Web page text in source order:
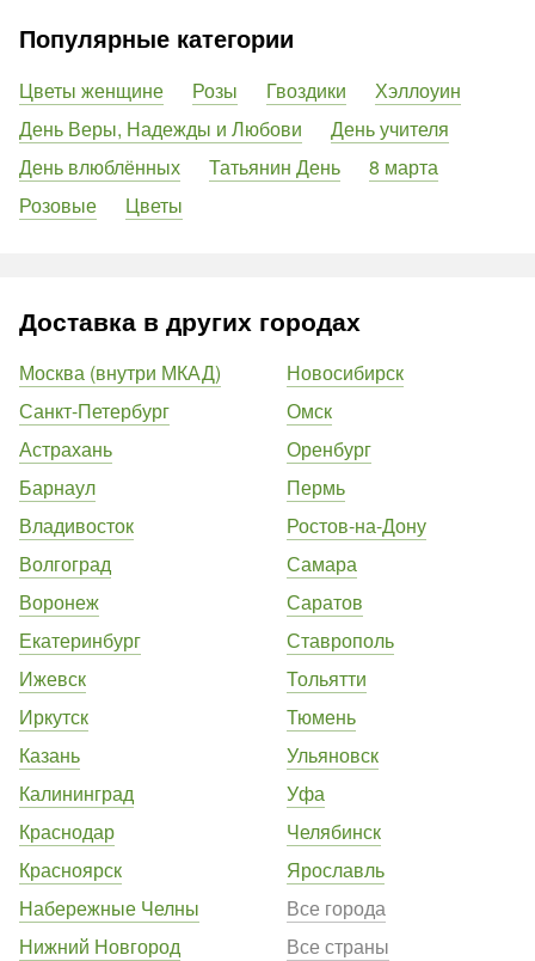
Популярные категории
Цветы женщине Розы Гвоздики
Хэллоуин
День Веры, Надежды и Любови
День учителя
День влюблённых
Татьянин День
8 марта
Розовые
Цветы
Доставка в других городах
Москва (внутри МКАД)
Санкт-Петербург
Астрахань
Барнаул
Владивосток
Волгоград
Воронеж
Екатеринбург
Ижевск
Иркутск
Казань
Калининград
Краснодар
Красноярск
Набережные Челны
Нижний Новгород
Новосибирск
Омск
Оренбург
Пермь
Ростов-на-Дону
Самара
Саратов
Ставрополь
Тольятти
Тюмень
Ульяновск
Уфа
Челябинск
Ярославль
Все города
Все страны